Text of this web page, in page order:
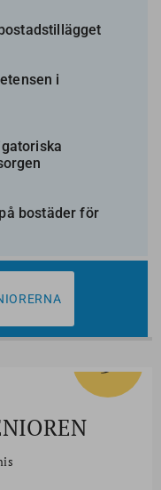
i
bostäder för
5